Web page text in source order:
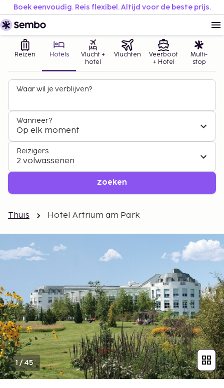
Boek eenvoudig. Reis flexibel. Altijd voor de beste prijs.
Reizen Hotels
Vlucht +
hotel
Vluchten
Veerboot
+ Hotel
Multi-
stop
Waar wil je verblijven?
Wanneer?
Op elk moment
Reizigers
2 volwassenen
Zoeken
Thuis Hotel Artrium am Park
1/45